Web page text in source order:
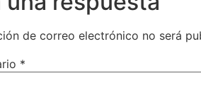
de correo electrónico no será
*